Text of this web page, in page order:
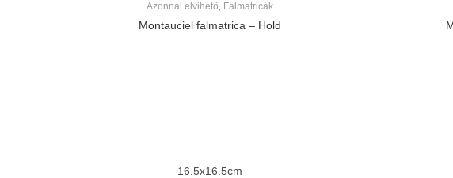
Azonnal elvihető, Falmatricák
Montauciel falmatrica – Hold
16.5x16.5cm